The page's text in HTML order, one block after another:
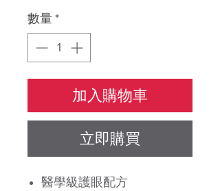
數量 *
加入購物車
立即購買
醫學級護眼配方